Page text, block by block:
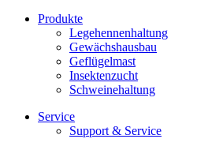
Produkte
Legehennenhaltung
Gewächshausbau
Geflügelmast
Insektenzucht
Schweinehaltung
Service
Support & Service